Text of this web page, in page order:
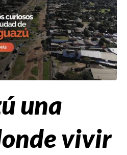
una
vivir